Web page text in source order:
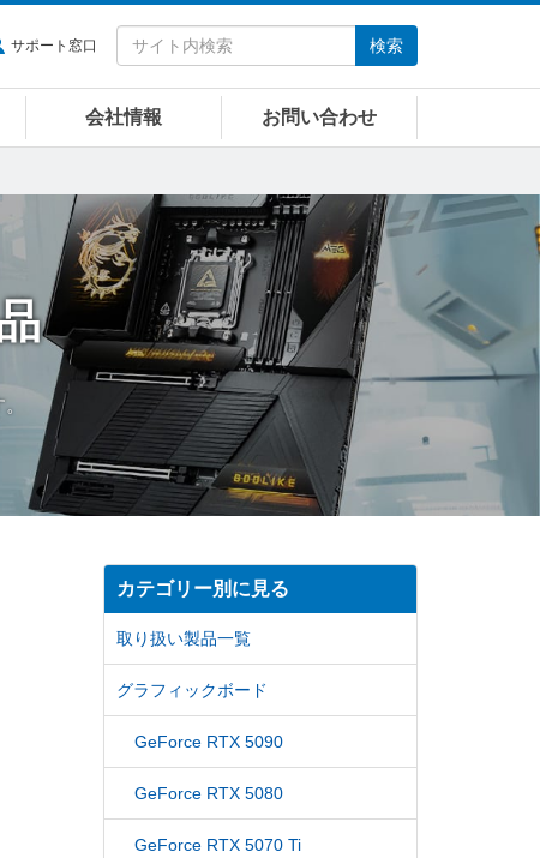
サポート窓口 検索
会社情報 お問い合わせ
カテゴリー別に見る
取り扱い製品一覧
グラフィックボード
GeForce RTX 5090
GeForce RTX 5080
GeForce RTX 5070 Ti